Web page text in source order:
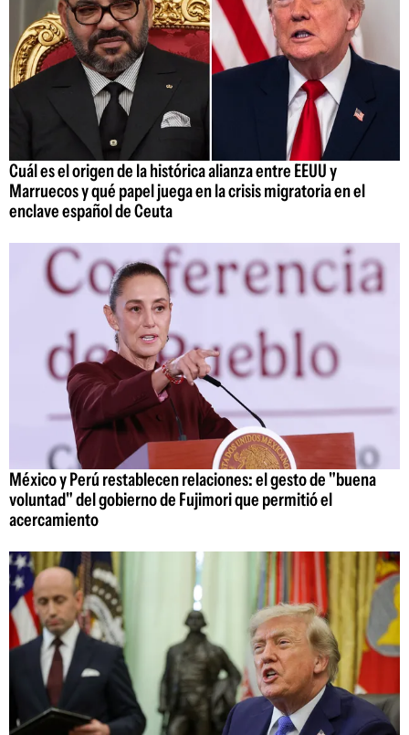
Cuál es el origen de la histórica alianza entre EEUU y
Marruecos y qué papel juega en la crisis migratoria en el
enclave español de Ceuta
México y Perú restablecen relaciones: el gesto de "buena
voluntad" del gobierno de Fujimori que permitió el
acercamiento